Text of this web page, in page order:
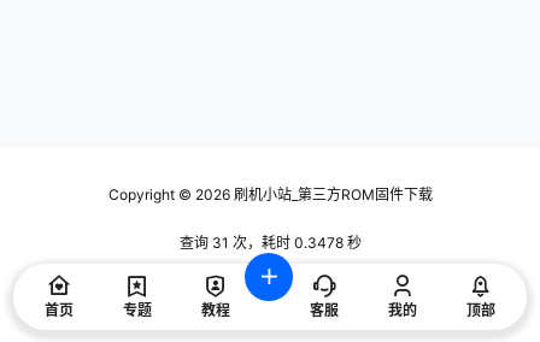
Copyright © 2026刷机小站_第三方ROM固件下载
查询 31 次，耗时 0.3478 秒
首页 专题 教程 客服 我的 顶部